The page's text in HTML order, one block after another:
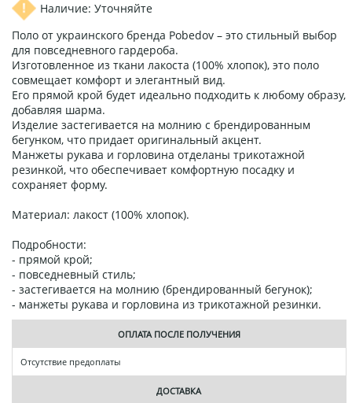
Наличие: Уточняйте
Поло от украинского бренда Pobedov – это стильный выбор
для повседневного гардероба.
Изготовленное из ткани лакоста (100% хлопок), это поло
совмещает комфорт и элегантный вид.
Его прямой крой будет идеально подходить к любому образу,
добавляя шарма.
Изделие застегивается на молнию с брендированным
бегунком, что придает оригинальный акцент.
Манжеты рукава и горловина отделаны трикотажной
резинкой, что обеспечивает комфортную посадку и
сохраняет форму.
Материал: лакост (100% хлопок).
Подробности:
- прямой крой;
- повседневный стиль;
- застегивается на молнию (брендированный бегунок);
- манжеты рукава и горловина из трикотажной резинки.
ОПЛАТА ПОСЛЕ ПОЛУЧЕНИЯ
Отсутствие предоплаты
ДОСТАВКА